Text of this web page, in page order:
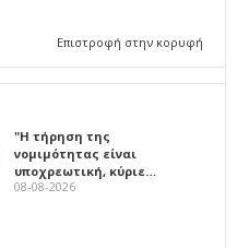
Επιστροφή στην κορυφή
"Η τήρηση της
νομιμότητας είναι
υποχρεωτική, κύριε…
08-08-2026